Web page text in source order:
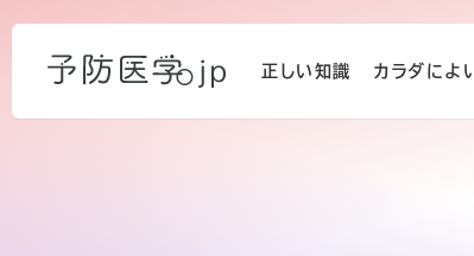
正しい知識 カラダによ